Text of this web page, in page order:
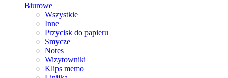
Biurowe
Wszystkie
Inne
Przycisk do papieru
Smycze
Notes
Wizytowniki
Klips memo